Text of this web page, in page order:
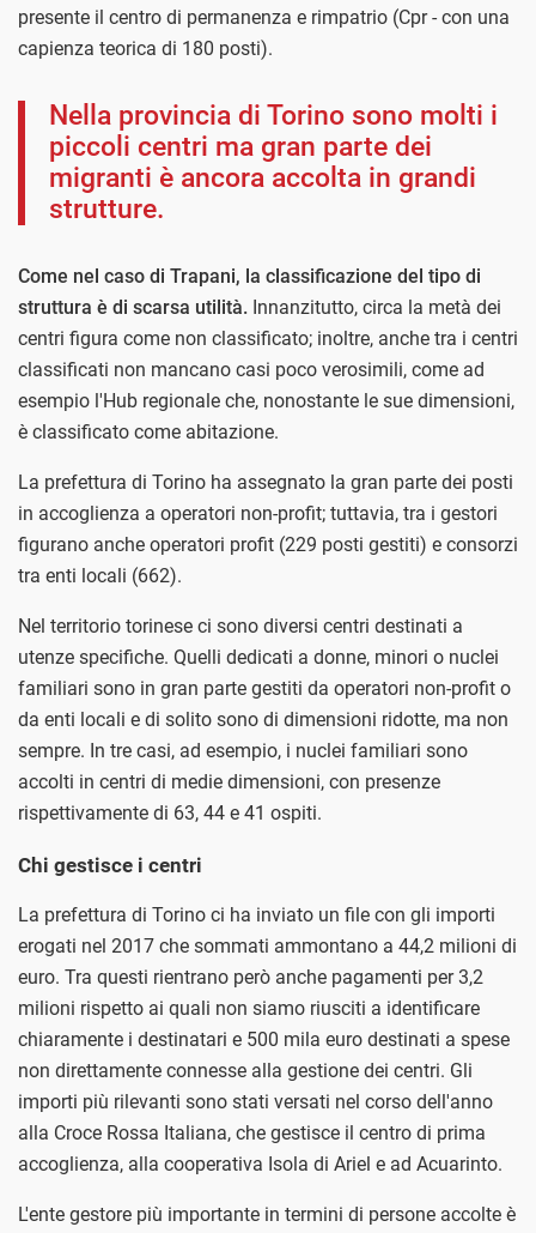
presente il centro di permanenza e rimpatrio (Cpr - con una
capienza teorica di 180 posti).
Nella provincia di Torino sono molti i
piccoli centri ma gran parte dei
migranti è ancora accolta in grandi
strutture.
Come nel caso di Trapani, la classificazione del tipo di
struttura è di scarsa utilità. Innanzitutto, circa la metà dei
centri figura come non classificato; inoltre, anche tra i centri
classificati non mancano casi poco verosimili, come ad
esempio l'Hub regionale che, nonostante le sue dimensioni,
è classificato come abitazione.
La prefettura di Torino ha assegnato la gran parte dei posti
in accoglienza a operatori non-profit; tuttavia, tra i gestori
figurano anche operatori profit (229 posti gestiti) e consorzi
tra enti locali (662).
Nel territorio torinese ci sono diversi centri destinati a
utenze specifiche. Quelli dedicati a donne, minori o nuclei
familiari sono in gran parte gestiti da operatori non-profit o
da enti locali e di solito sono di dimensioni ridotte, ma non
sempre. In tre casi, ad esempio, i nuclei familiari sono
accolti in centri di medie dimensioni, con presenze
rispettivamente di 63, 44 e 41 ospiti.
Chi gestisce i centri
La prefettura di Torino ci ha inviato un file con gli importi
erogati nel 2017 che sommati ammontano a 44,2 milioni di
euro. Tra questi rientrano però anche pagamenti per 3,2
milioni rispetto ai quali non siamo riusciti a identificare
chiaramente i destinatari e 500 mila euro destinati a spese
non direttamente connesse alla gestione dei centri. Gli
importi più rilevanti sono stati versati nel corso dell'anno
alla Croce Rossa Italiana, che gestisce il centro di prima
accoglienza, alla cooperativa Isola di Ariel e ad Acuarinto.
L'ente gestore più importante in termini di persone accolte è